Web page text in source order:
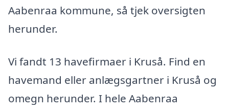
Aabenraa kommune, så tjek oversigten
herunder.
Vi fandt 13 havefirmaer i Kruså. Find en
havemand eller anlægsgartner i Kruså og
omegn herunder. I hele Aabenraa